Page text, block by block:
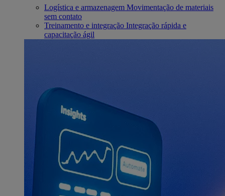
Logística e armazenagem Movimentação de materiais
sem contato
Treinamento e integração Integração rápida e
capacitação ágil